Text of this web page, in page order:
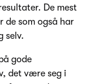
De mest
de som også har
selv.
gode
det være seg i